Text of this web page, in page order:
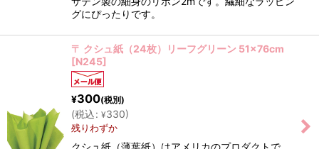
グにぴったりです。
〒 クシュ紙（24枚）リーフグリーン 51×76cm
[N245]
¥300(税別)
(税込: ¥330)
残りわずか
クシュ紙（薄葉紙）はアメリカのプロダクトで、